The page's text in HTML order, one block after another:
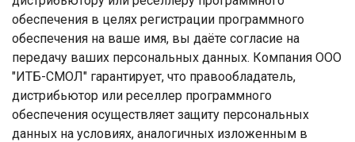
обеспечения в целях регистрации программного
обеспечения на ваше имя, вы даёте согласие на
передачу ваших персональных данных. Компания ООО
"ИТБ-СМОЛ" гарантирует, что правообладатель,
дистрибьютор или реселлер программного
обеспечения осуществляет защиту персональных
данных на условиях, аналогичных изложенным в